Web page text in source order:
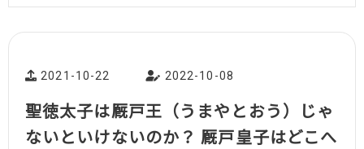
2021-10-22 2022-10-08
聖徳太子は厩戸王（うまやとおう）じゃ
ないといけないのか？ 厩戸皇子はどこへ